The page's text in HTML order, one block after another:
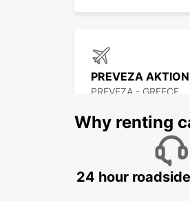
PREVEZA
PREVEZA - GREECE
OHRID
Why renting
24 hour